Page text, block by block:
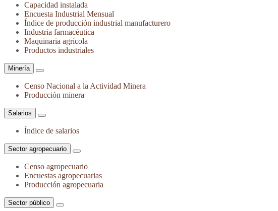
Capacidad instalada
Encuesta Industrial Mensual
Índice de producción industrial manufacturero
Industria farmacéutica
Maquinaria agrícola
Productos industriales
Minería
Censo Nacional a la Actividad Minera
Producción minera
Salarios
Índice de salarios
Sector agropecuario
Censo agropecuario
Encuestas agropecuarias
Producción agropecuaria
Sector público